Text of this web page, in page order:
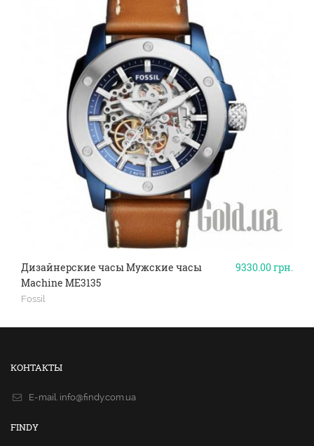
9330.00грн.
Дизайнерские часы Мужские часы
Machine ME3135
Fossil
КОНТАКТЫ
E-mail. info@findy.com.ua
FINDY